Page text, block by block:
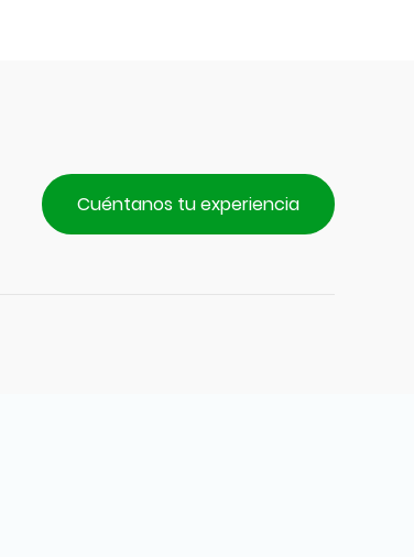
Cuéntanos tu experiencia